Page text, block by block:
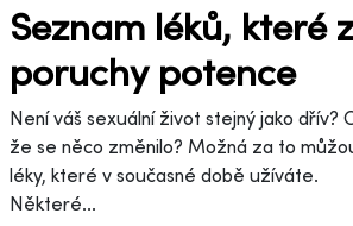
Seznam léků, které
poruchy potence
Není váš sexuální život stejný jako dřív?
že se něco změnilo? Možná za to
léky, které v současné době užíváte.
Některé...